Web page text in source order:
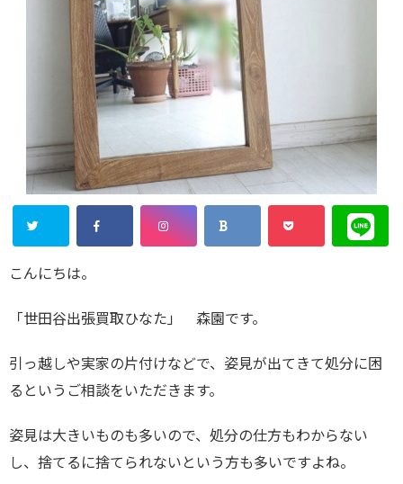
こんにちは。
「世田谷出張買取ひなた」 森園です。
引っ越しや実家の片付けなどで、姿見が出てきて処分に困
るというご相談をいただきます。
姿見は大きいものも多いので、処分の仕方もわからない
し、捨てるに捨てられないという方も多いですよね。